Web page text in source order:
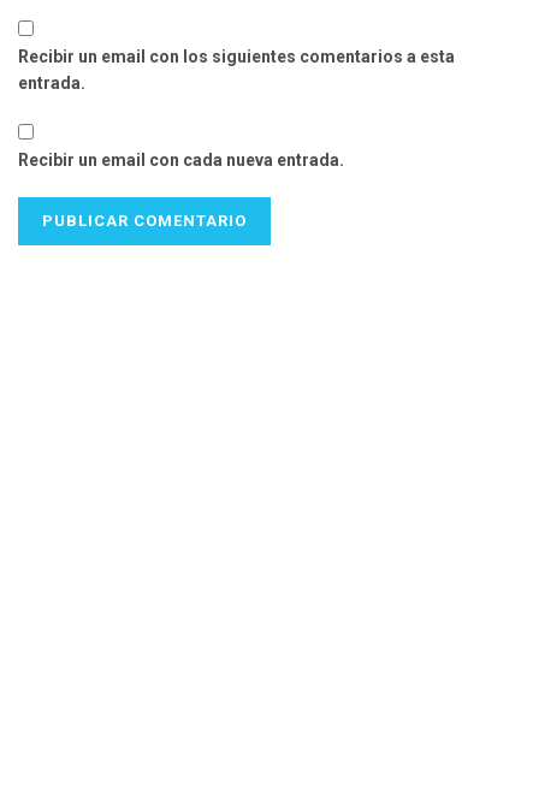
Recibir un email con los siguientes comentarios a esta
entrada.
Recibir un email con cada nueva entrada.